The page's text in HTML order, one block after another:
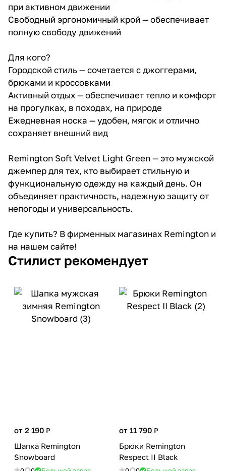
при активном движении
Свободный эргономичный крой — обеспечивает
полную свободу движений
Для кого?
Городской стиль — сочетается с джоггерами,
брюками и кроссовками
Активный отдых — обеспечивает тепло и комфорт
на прогулках, в походах, на природе
Ежедневная носка — удобен, мягок и отлично
сохраняет внешний вид
Remington Soft Velvet Light Green — это мужской
джемпер для тех, кто выбирает стильную и
функциональную одежду на каждый день. Он
объединяет практичность, надежную защиту от
непогоды и универсальность.
Где купить? В фирменных магазинах Remington и
на нашем сайте!
Стилист рекомендует
от 2 190 ₽
Шапка Remington
Snowboard
от 11 790 ₽
Брюки Remington
Respect II Black